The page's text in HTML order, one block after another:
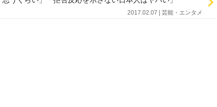
2017.02.07 | 芸能・エンタメ